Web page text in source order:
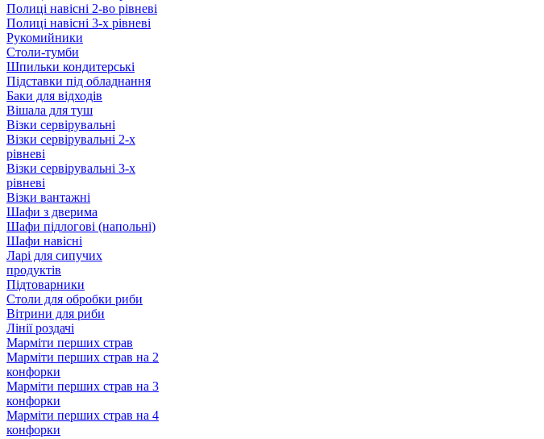
Полиці навісні 2-во рівневі
Полиці навісні 3-х рівневі
Рукомийники
Столи-тумби
Шпильки кондитерські
Підставки під обладнання
Баки для відходів
Вішала для туш
Візки сервірувальні
Візки сервірувальні 2-х
рівневі
Візки сервірувальні 3-х
рівневі
Візки вантажні
Шафи з дверима
Шафи підлогові (напольні)
Шафи навісні
Ларі для сипучих
продуктів
Підтоварники
Столи для обробки риби
Вітрини для риби
Лінії роздачі
Марміти перших страв
Марміти перших страв на 2
конфорки
Марміти перших страв на 3
конфорки
Марміти перших страв на 4
конфорки